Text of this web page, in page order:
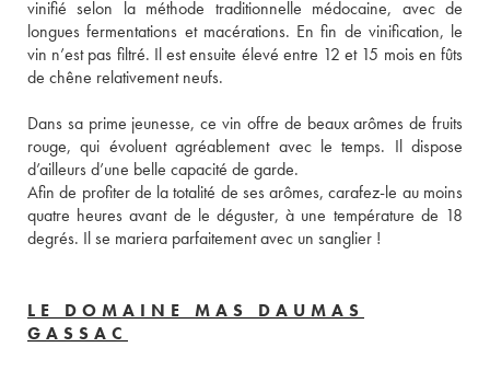
vinifié selon la méthode traditionnelle médocaine, avec de
longues fermentations et macérations. En fin de vinification, le
vin n’est pas filtré. Il est ensuite élevé entre 12 et 15 mois en fûts
de chêne relativement neufs.
Dans sa prime jeunesse, ce vin offre de beaux arômes de fruits
rouge, qui évoluent agréablement avec le temps. Il dispose
d’ailleurs d’une belle capacité de garde.
Afin de profiter de la totalité de ses arômes, carafez-le au moins
quatre heures avant de le déguster, à une température de 18
degrés. Il se mariera parfaitement avec un sanglier !
LE DOMAINE MAS DAUMAS
GASSAC